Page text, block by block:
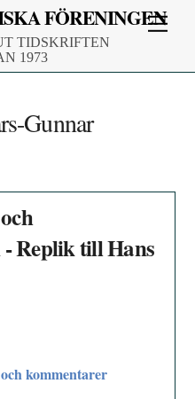
FÖRENINGEN
TIDSKRIFTEN
1973
Gunnar
Replik till Hans
kommentarer